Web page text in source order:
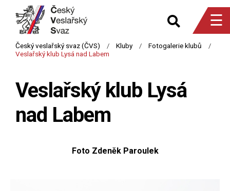
☰
Veslařský klub Lysá
nad Labem
Foto Zdeněk Paroulek